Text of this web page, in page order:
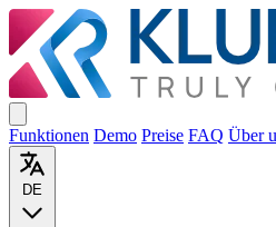
Funktionen Demo Preise FAQ Über
DE